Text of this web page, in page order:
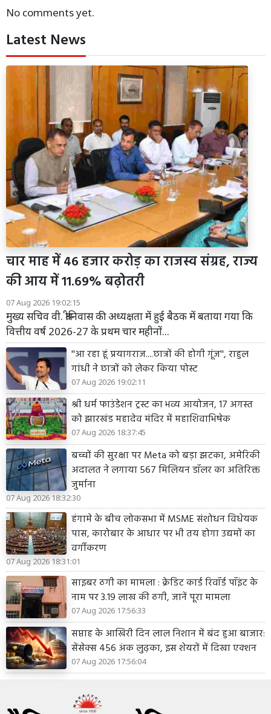
No comments yet.
Latest News
चार माह में 46 हजार करोड़ का राजस्व संग्रह, राज्य
की आय में 11.69% बढ़ोतरी
07 Aug 2026 19:02:15
मुख्य सचिव वी. श्रीनिवास की अध्यक्षता में हुई बैठक में बताया गया कि
वित्तीय वर्ष 2026-27 के प्रथम चार महीनों...
''आ रहा हूं प्रयागराज....छात्रों की होगी गूंज'', राहुल
गांधी ने छात्रों को लेकर किया पोस्ट
07 Aug 2026 19:02:11
श्री धर्म फाउंडेशन ट्रस्ट का भव्य आयोजन, 17 अगस्त
को झारखंड महादेव मंदिर में महाशिवाभिषेक
07 Aug 2026 18:37:45
बच्चों की सुरक्षा पर Meta को बड़ा झटका, अमेरिकी
अदालत ने लगाया 567 मिलियन डॉलर का अतिरिक्त
जुर्माना
07 Aug 2026 18:32:30
हंगामे के बीच लोकसभा में MSME संशोधन विधेयक
पास, कारोबार के आधार पर भी तय होगा उद्यमों का
वर्गीकरण
07 Aug 2026 18:31:01
साइबर ठगी का मामला : क्रेडिट कार्ड रिवॉर्ड पॉइंट के
नाम पर 3.19 लाख की ठगी, जानें पूरा मामला
07 Aug 2026 17:56:33
सप्ताह के आखिरी दिन लाल निशान में बंद हुआ बाजार:
सेंसेक्स 456 अंक लुढ़का, इस शेयरों में दिखा एक्शन
07 Aug 2026 17:56:04